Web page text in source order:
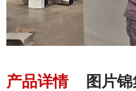
产品详情 图片